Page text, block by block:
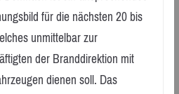
für die nächsten 20 bis
unmittelbar zur
der Branddirektion mit
dienen soll. Das